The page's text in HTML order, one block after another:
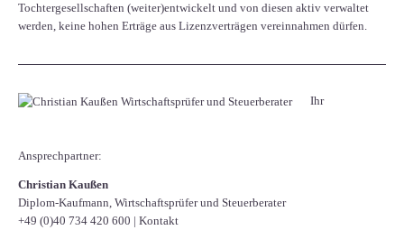
Tochtergesellschaften (weiter)entwickelt und von diesen aktiv verwaltet
werden, keine hohen Erträge aus Lizenzverträgen vereinnahmen dürfen.
Ihr
Ansprechpartner:
Christian Kaußen
Diplom-Kaufmann, Wirtschaftsprüfer und Steuerberater
+49 (0)40 734 420 600 | Kontakt